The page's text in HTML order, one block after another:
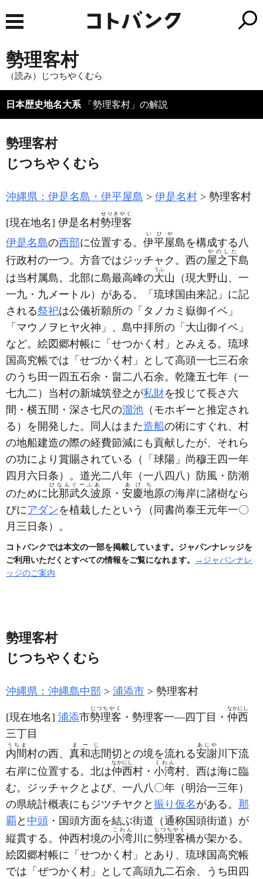
勢理客村
（読み）じつちやくむら
日本歴史地名大系 「勢理客村」の解説
勢理客村
じつちやくむら
沖縄県：伊是名島・伊平屋島 伊是名村 勢理客村
[現在地名] 伊是名村勢理客
せりきやく
伊是名島の西部に位置する。 伊平屋
いひや
島を構成する八
行政村の一つ。方音ではジッチャク。西の屋之下
やのした
島
は当村属島。北部に島最高峰の大
うふ
山 （現大野山、一
一九・九メートル） がある。「琉球国由来記」に記
される祭祀は公儀祈願所の「タノカミ嶽御イベ」
「マウノヲヒヤ火神」、島中拝所の「大山御イベ」
など。絵図郷村帳に「せつかく村」とみえる。琉球
国高究帳では「せづかく村」として高頭一七三石余
のうち田一四五石余・畠二八石余。乾隆五七年 （一
七九二） 当村の新城筑登之が私財を投じて長さ六
間・横五間・深さ七尺の溜池 （モホギーと推定され
る） を開発した。同人はまた造船の術にすぐれ、村
の地船建造の際の経費節減にも貢献したが、それら
の功により賞賜されている （「球陽」尚穆王四一年
四月六日条） 。道光二八年 （一八四八）
防風・防潮
のために 比那武久波
ひなんぐーふあ
原・ 安慶地
あげち
原の海岸に諸樹なら
びにアダンを植栽したという
（同書尚泰王元年一〇
月三日条） 。
コトバンクでは本文の一部を掲載しています。ジャパンナレッジを
ご利用いただくとすべての情報をご覧になれます。
→ジャパンナレ
ッジのご案内
勢理客村
じつちやくむら
沖縄県：沖縄島中部 浦添市 勢理客村
[現在地名] 浦添市勢理客
じつちやく
・勢理客一―四丁目・ 仲西
なかにし
三丁目
内間
うちま
村の西、 真和志
まーじ
間切との境を流れる安謝
あじや
川下流
右岸に位置する。北は仲西
なかにし
村・ 小湾
くわん
村、西は海に臨
む。ジッチャクとよび、一八八〇年 （明治一三年）
の県統計概表にもジツチヤクと 振り仮名 がある。 那
覇 と 中頭 ・国頭方面を結ぶ街道 （通称国頭街道） が
縦貫する。仲西村境の小湾
こわん
川に勢理客
じつちやく
橋が架かる。
絵図郷村帳に「せつかく村」とあり、琉球国高究帳
では「ぜつかく村」として高頭九二石余、うち田四